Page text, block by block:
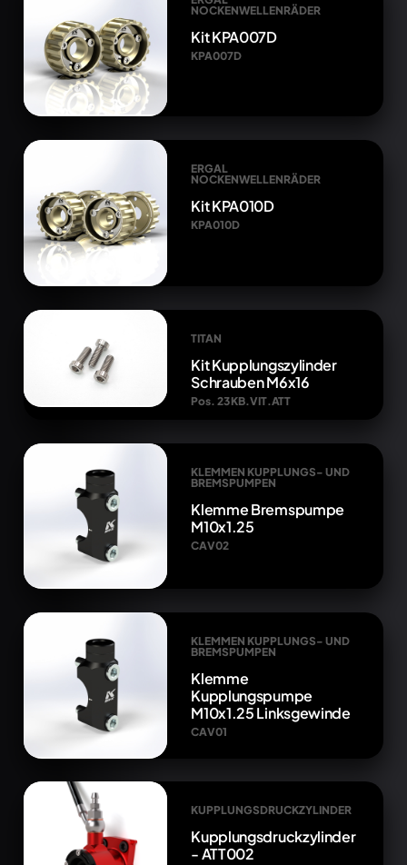
NOCKENWELLENRÄDER
Kit KPA007D
KPA007D
ERGAL
NOCKENWELLENRÄDER
Kit KPA010D
KPA010D
TITAN
Kit Kupplungszylinder
Schrauben M6x16
Pos. 23 KB.VIT.ATT
KLEMMEN KUPPLUNGS- UND
BREMSPUMPEN
Klemme Bremspumpe
M10x1.25
CAV02
KLEMMEN KUPPLUNGS- UND
BREMSPUMPEN
Klemme
Kupplungspumpe
M10x1.25 Linksgewinde
CAV01
KUPPLUNGSDRUCKZYLINDER
Kupplungsdruckzylinder
- ATT002